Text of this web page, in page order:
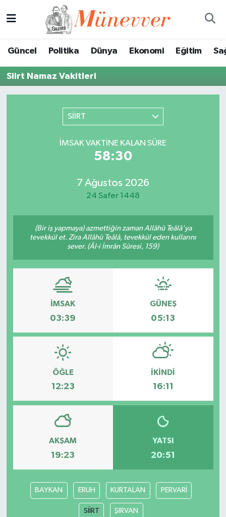
Güncel Politika Dünya Ekonomi Eğitim
Siirt Namaz Vakitleri
SİİRT
İMSAK VAKTINE KALAN SÜRE
58:30
7 Ağustos 2026
24 Safer 1448
(Bir iş yapmaya) azmettiğin zaman Allâhü Teâlâ'ya
tevekkül et. Zira Allâhü Teâlâ, tevekkül eden kullarını
sever. (Âl-i İmrân Sûresi, 159)
İMSAK
03:39
GÜNEŞ
05:13
ÖĞLE
12:23
İKINDI
16:11
AKŞAM
19:23
YATSI
20:51
BAYKAN ERUH KURTALAN PERVARİ
SİİRT ŞIRVAN
Süper Lig Puan Durumu ve Fikstür
Tüm Manşetler